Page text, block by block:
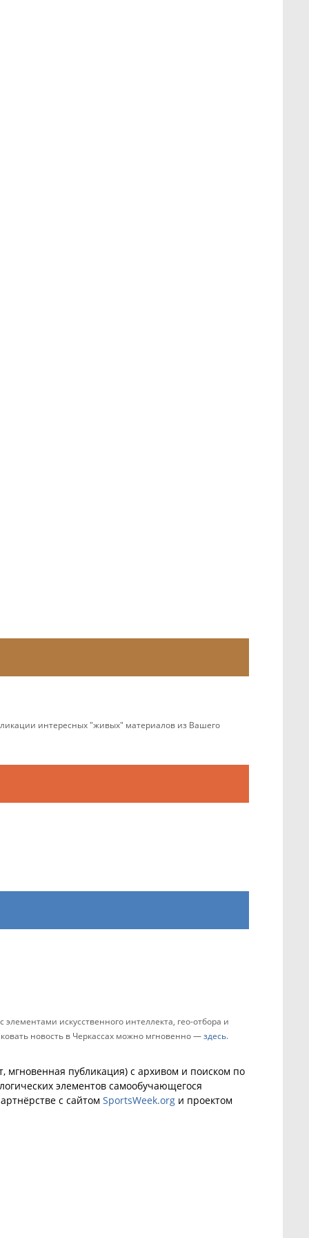
интересных "живых" материалов из Вашего
искусственного интеллекта, гео-отбора и
новость в Черкассах можно мгновенно —здесь.
публикация) с архивом и поиском по
элементов самообучающегося
с сайтом SportsWeek.org и проектом